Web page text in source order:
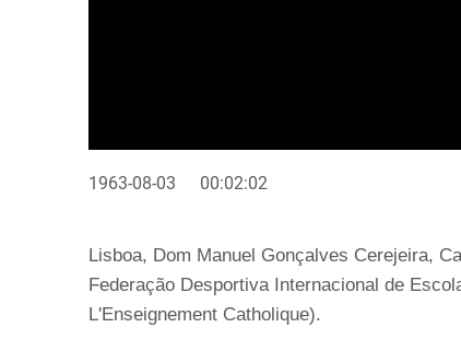
1963-08-03 00:02:02
Lisboa, Dom Manuel Gonçalves Cerejeira,
Federação Desportiva Internacional de
L'Enseignement Catholique).